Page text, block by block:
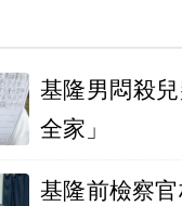
基隆男悶殺
全家」
基隆前檢察